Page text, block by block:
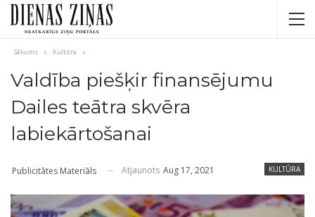
Sākums Kultūra
Valdība piešķir finansējumu
Dailes teātra skvēra
labiekārtošanai
KULTŪRA
Publicitātes Materiāls Atjaunots Aug 17, 2021